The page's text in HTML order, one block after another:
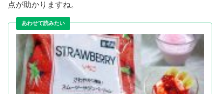
点が助かりますね。